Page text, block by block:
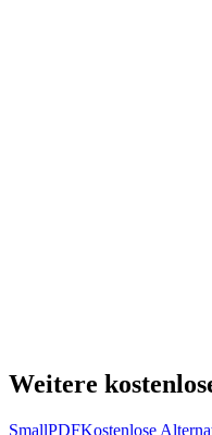
Weitere
SmallPDFKostenlose